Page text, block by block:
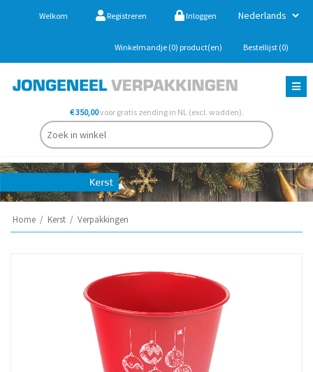
Welkom Registreren Inloggen
Winkelmandje (0) product(en) Bestellijst (0)
€ 350,00voor gratis zending in NL (excl. wadden).
Home / Kerst / Verpakkingen